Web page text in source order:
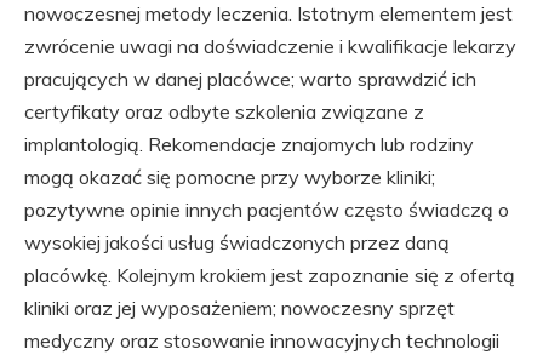
nowoczesnej metody leczenia. Istotnym elementem jest
zwrócenie uwagi na doświadczenie i kwalifikacje lekarzy
pracujących w danej placówce; warto sprawdzić ich
certyfikaty oraz odbyte szkolenia związane z
implantologią. Rekomendacje znajomych lub rodziny
mogą okazać się pomocne przy wyborze kliniki;
pozytywne opinie innych pacjentów często świadczą o
wysokiej jakości usług świadczonych przez daną
placówkę. Kolejnym krokiem jest zapoznanie się z ofertą
kliniki oraz jej wyposażeniem; nowoczesny sprzęt
medyczny oraz stosowanie innowacyjnych technologii